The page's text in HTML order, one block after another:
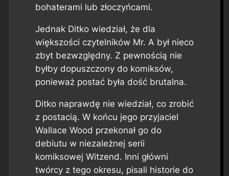
bohaterami lub złoczyńcami.
Jednak Ditko wiedział, że dla
większości czytelników Mr. A był nieco
zbyt bezwzględny. Z pewnością nie
byłby dopuszczony do komiksów,
ponieważ postać była dość brutalna.
Ditko naprawdę nie wiedział, co zrobić
z postacią. W końcu jego przyjaciel
Wallace Wood przekonał go do
debiutu w niezależnej serii
komiksowej Witzend. Inni główni
twórcy z tego okresu, pisali historie do